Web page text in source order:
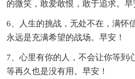
的微笑，敢爱敢恨，敢于追求。早
6、人生的挑战，无处不在，满怀
永远是充满希望的战场。早安！
7、心里有你的人，不会让你等到
等再久也是没有用。早安！